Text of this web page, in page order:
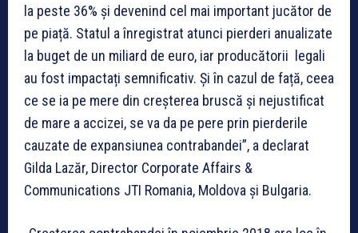
la peste 36% și devenind cel mai important jucător de
pe piață. Statul a înregistrat atunci pierderi anualizate
la buget de un miliard de euro, iar producătorii legali
au fost impactați semnificativ. Și în cazul de față, ceea
ce se ia pe mere din creșterea bruscă și nejustificat
de mare a accizei, se va da pe pere prin pierderile
cauzate de expansiunea contrabandei”, a declarat
Gilda Lazăr, Director Corporate Affairs &
Communications JTI Romania, Moldova și Bulgaria.